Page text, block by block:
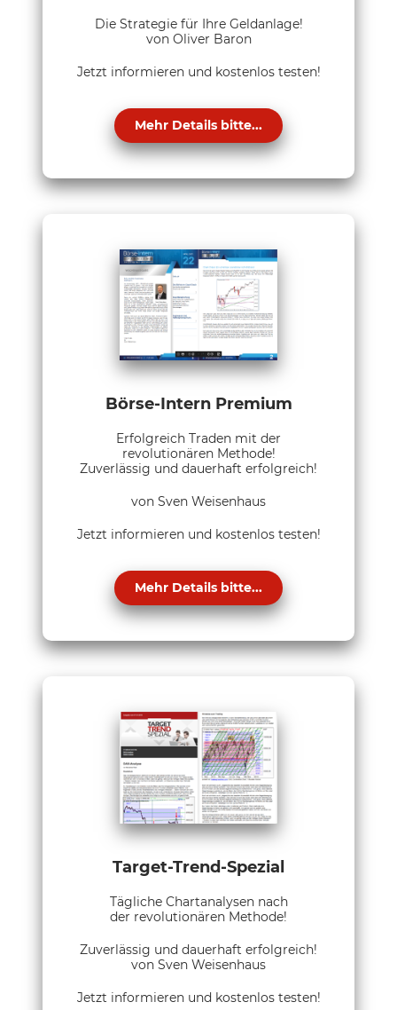
Die Strategie für Ihre Geldanlage!
von Oliver Baron
Jetzt informieren und kostenlos testen!
Mehr Details bitte...
Börse-Intern Premium
Erfolgreich Traden mit der
revolutionären Methode!
Zuverlässig und dauerhaft erfolgreich!
von Sven Weisenhaus
Jetzt informieren und kostenlos testen!
Mehr Details bitte...
Target-Trend-Spezial
Tägliche Chartanalysen nach
der revolutionären Methode!
Zuverlässig und dauerhaft erfolgreich!
von Sven Weisenhaus
Jetzt informieren und kostenlos testen!